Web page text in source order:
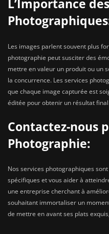
L’Importance
Les images parlent souvent plus
photographie peut susciter des
mettre en valeur un produit ou un
la concurrence. Les services
que chaque image capturée est
éditée pour obtenir un résultat
Contactez-nous
Photographie:
Nos services photographiques
spécifiques et vous aider à
une entreprise cherchant à
souhaitant immortaliser un
de mettre en avant ses plats